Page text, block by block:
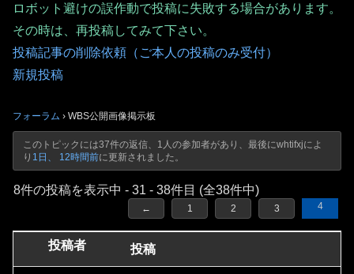
ロボット避けの誤作動で投稿に失敗する場合があります。
その時は、再投稿してみて下さい。
投稿記事の削除依頼（ご本人の投稿のみ受付）
新規投稿
フォーラム › WBS公開画像掲示板
このトピックには37件の返信、1人の参加者があり、最後にwhtifxjによ
り 1日、 12時間前に更新されました。
8件の投稿を表示中 - 31 - 38件目 (全38件中)
← 1 2 3 4
投稿者 投稿